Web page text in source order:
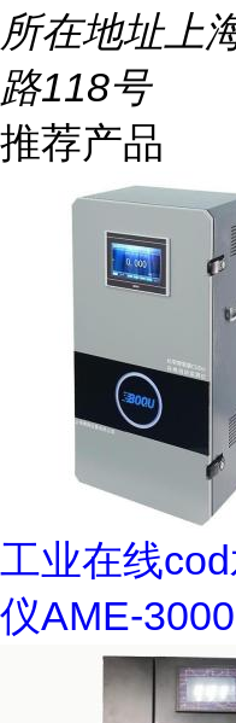
所在地址上
路118号
推荐产品
工业在线
仪AME-3000